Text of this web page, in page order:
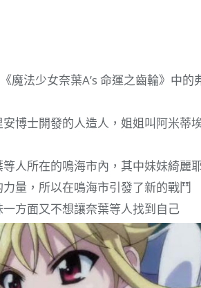
魔法少女奈葉A’s 命運之齒輪》中的
博士開發的人造人，姐姐叫阿米蒂
人所在的鳴海市內，其中妹妹綺麗
量，所以在鳴海市引發了新的戰鬥
方面又不想讓奈葉等人找到自己